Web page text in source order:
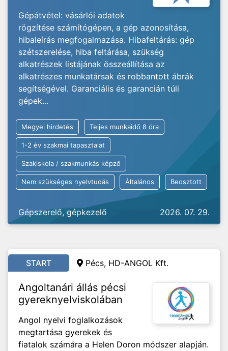
Gépátvétel: vásárlói adatok
rögzítése számítógépen, a gép azonosítása,
hibaleírás megfogalmazása. Hibafeltárás: gép
szétszerelése, hiba feltárása, szükség
alkatrészek listájának összeállítása az
alkatrészes munkatársak és robbantott ábrák
segítségével. Garanciális és garancián túli
gépek...
Megyei hirdetés Teljes munkaidő 8 óra
1-2 év szakmai tapasztalat
Szakiskola / szakmunkás képző
Nem szükséges nyelvtudás Általános Beosztott
Gépszerelő, gépkezelő 2026. 07. 29.
START Pécs, HD-ANGOL Kft.
Angoltanári állás pécsi
gyereknyelviskolában
Angol nyelvi foglalkozások
megtartása gyerekek és
fiatalok számára a Helen Doron módszer alapján.